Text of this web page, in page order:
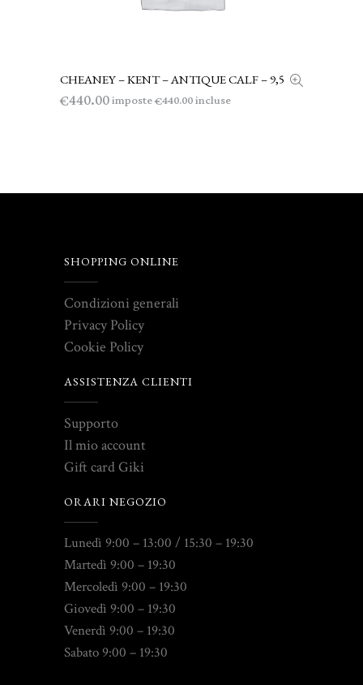
LEGGI TUTTO
CHEANEY – KENT – ANTIQUE CALF – 9,5
€440.00imposte€440.00incluse
SHOPPING ONLINE
Condizioni generali
Privacy Policy
Cookie Policy
ASSISTENZA CLIENTI
Supporto
Il mio account
Gift card Giki
ORARI NEGOZIO
Lunedì 9:00 – 13:00 / 15:30 – 19:30
Martedì 9:00 – 19:30
Mercoledì 9:00 – 19:30
Giovedì 9:00 – 19:30
Venerdì 9:00 – 19:30
Sabato 9:00 – 19:30